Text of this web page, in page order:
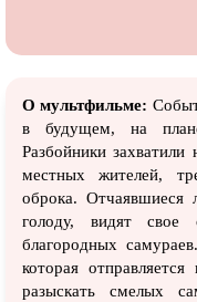
О мультфильме:
в будущем, на
Разбойники
местных жителей,
оброка.
голоду, видят
благородных
которая
разыскать смелых